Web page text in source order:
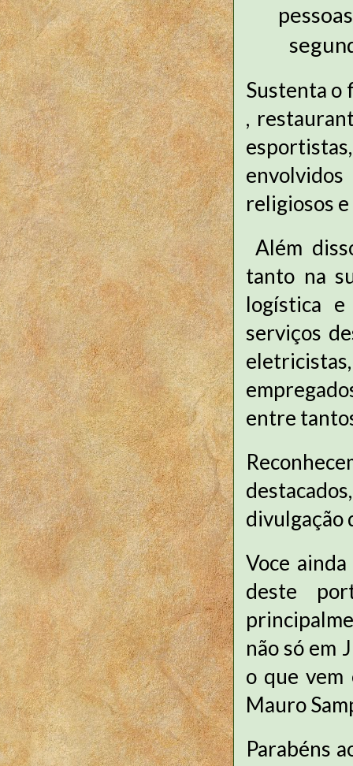
Sustenta o
,
religiosos
Além
tanto na
logística
serviços
entre
divulgação
Voce
deste
não só em
o que vem
Mauro
Parabéns